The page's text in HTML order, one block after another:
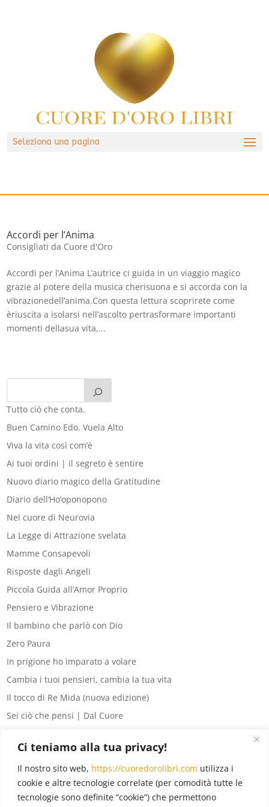
Ci teniamo alla tua privacy!
Il nostro sito web, https://cuoredorolibri.com utilizza i
cookie e altre tecnologie correlate (per comodità tutte le
tecnologie sono definite “cookie”) che permettono
Seleziona una pagina
Accordi per l’Anima
Consigliati da Cuore d'Oro
Accordi per l’Anima L’autrice ci guida in un viaggio magico
grazie al potere della musica cherisuona e si accorda con la
vibrazionedell’anima.Con questa lettura scoprirete come
èriuscita a isolarsi nell’ascolto pertrasformare importanti
momenti dellasua vita,...
Tutto ciò che conta.
Buen Camino Edo. Vuela Alto
Viva la vita così com’è
Ai tuoi ordini | Il segreto è sentire
Nuovo diario magico della Gratitudine
Diario dell’Ho’oponopono
Nel cuore di Neurovia
La Legge di Attrazione svelata
Mamme Consapevoli
Risposte dagli Angeli
Piccola Guida all’Amor Proprio
Pensiero e Vibrazione
Il bambino che parlò con Dio
Zero Paura
In prigione ho imparato a volare
Cambia i tuoi pensieri, cambia la tua vita
Il tocco di Re Mida (nuova edizione)
Sei ciò che pensi | Dal Cuore
La legge di Attrazione per principianti
Eventi(6)
In evidenza(18)